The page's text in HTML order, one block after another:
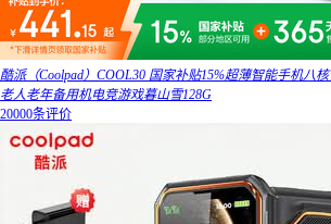
酷派（Coolpad）COOL30 国家补贴15%超薄智能手机八
老人老年备用机电竞游戏暮山雪128G
20000条评价